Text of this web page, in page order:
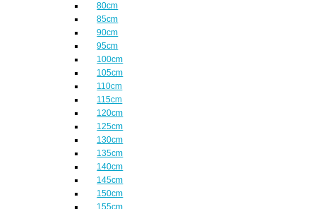
80cm
85cm
90cm
95cm
100cm
105cm
110cm
115cm
120cm
125cm
130cm
135cm
140cm
145cm
150cm
155cm